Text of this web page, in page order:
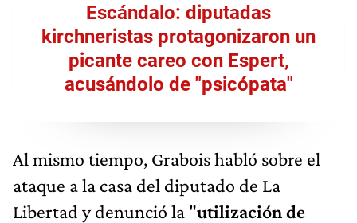
Escándalo: diputadas
kirchneristas protagonizaron un
picante careo con Espert,
acusándolo de "psicópata"
Al mismo tiempo, Grabois habló sobre el
ataque a la casa del diputado de La
Libertad y denunció la "utilización de